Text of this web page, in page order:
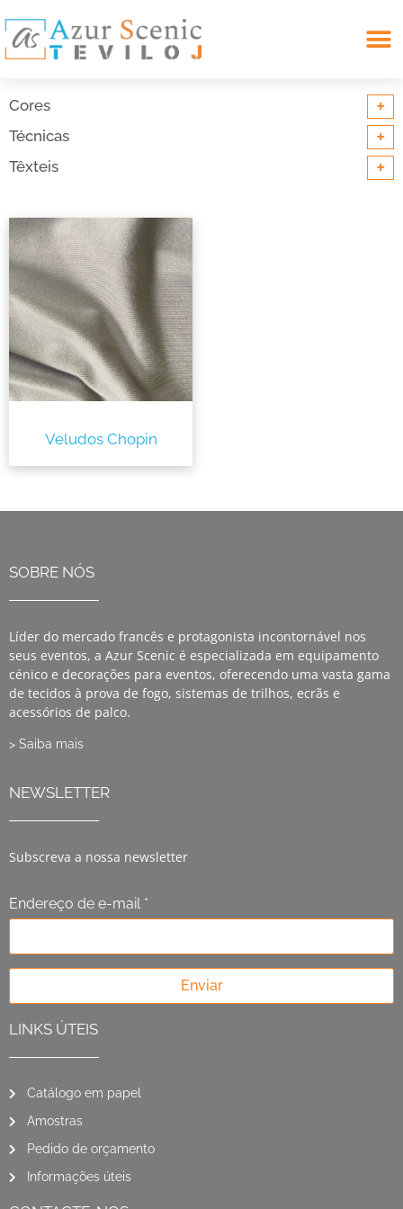
Cores +
Técnicas +
Têxteis +
Veludos Chopin
SOBRE NÓS
Líder do mercado francês e protagonista incontornável nos
seus eventos, a Azur Scenic é especializada em equipamento
cénico e decorações para eventos, oferecendo uma vasta gama
de tecidos à prova de fogo, sistemas de trilhos, ecrãs e
acessórios de palco.
> Saiba mais
NEWSLETTER
Subscreva a nossa newsletter
Endereço de e-mail *
Enviar
LINKS ÚTEIS
Catálogo em papel
Amostras
Pedido de orçamento
Informações úteis